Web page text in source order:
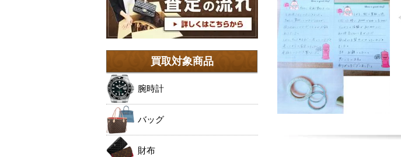
買取対象商品
腕時計
バッグ
財布